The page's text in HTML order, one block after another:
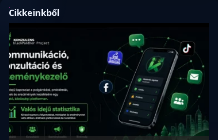
Cikkeinkből